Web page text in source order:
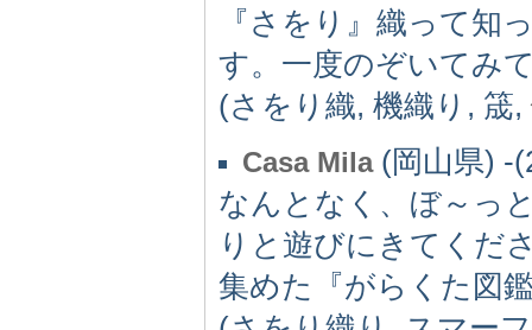
『さをり』織って知
す。一度のぞいてみ
(さをり織, 機織り, 筬,
Casa Mila(岡山県) -
なんとなく、ぼ～っ
りと遊びにきてくだ
集めた『がらくた図